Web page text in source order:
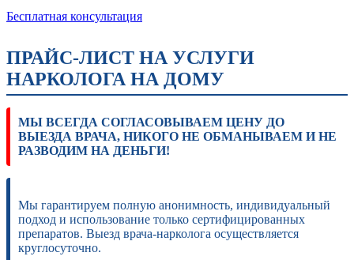
Бесплатная консультация
ПРАЙС-ЛИСТ НА УСЛУГИ
НАРКОЛОГА НА ДОМУ
МЫ ВСЕГДА СОГЛАСОВЫВАЕМ ЦЕНУ ДО
ВЫЕЗДА ВРАЧА, НИКОГО НЕ ОБМАНЫВАЕМ И НЕ
РАЗВОДИМ НА ДЕНЬГИ!
Мы гарантируем полную анонимность, индивидуальный
подход и использование только сертифицированных
препаратов. Выезд врача-нарколога осуществляется
круглосуточно.